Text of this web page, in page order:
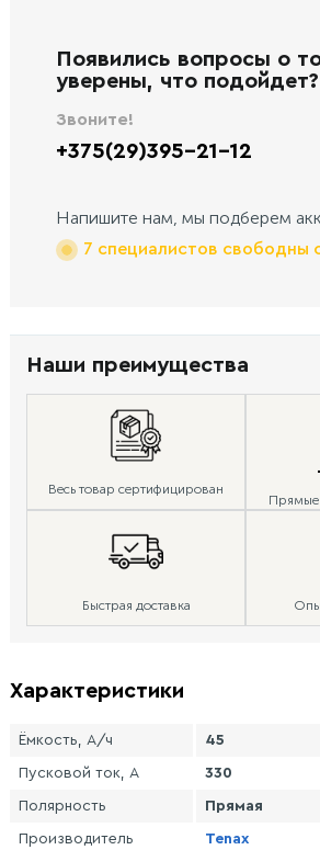
Появились вопросы о
уверены, что подойдет?
Звоните!
+375(29)395-21-12
Напишите нам, мы подберем
7 специалистов свободны
Наши преимущества
Весь товар сертифицирован
Прямые
Быстрая доставка
Характеристики
Ёмкость, А/ч 45
Пусковой ток, А 330
Полярность Прямая
Производитель Tenax